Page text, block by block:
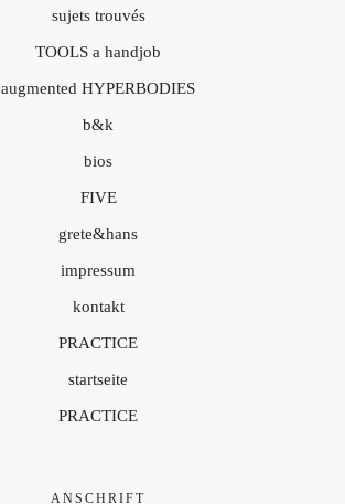
sujets trouvés
TOOLS a handjob
augmented HYPERBODIES
b&k
bios
FIVE
grete&hans
impressum
kontakt
PRACTICE
startseite
PRACTICE
ANSCHRIFT